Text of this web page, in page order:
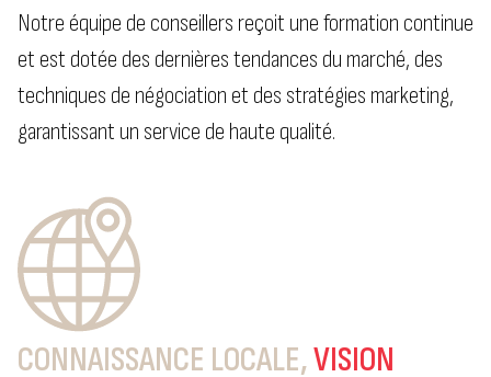
Notre équipe de conseillers reçoit une formation continue
et est dotée des dernières tendances du marché, des
techniques de négociation et des stratégies marketing,
garantissant un service de haute qualité.
CONNAISSANCE LOCALE,VISION